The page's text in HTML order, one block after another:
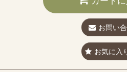
お問い
お気に入